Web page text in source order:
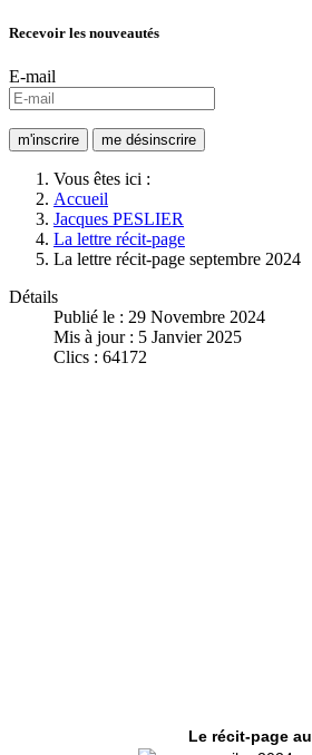
Recevoir les nouveautés
E-mail
Vous êtes ici :
Accueil
Jacques PESLIER
La lettre récit-page
La lettre récit-page septembre 2024
Détails
Publié le : 29 Novembre 2024
Mis à jour : 5 Janvier 2025
Clics : 64172
Le récit-page au